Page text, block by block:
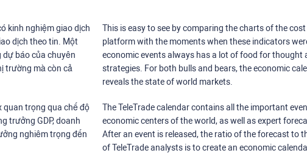
kinh nghiệm giao dịch
dịch theo tin. Một
báo của chuyên
trường mà còn cả
quan trọng qua chế độ
trưởng GDP, doanh
nghiêm trọng đến
This is easy to see by comparing the charts of the
platform with the moments when these indicators
economic events always has a lot of food for
strategies. For both bulls and bears, the economic
reveals the state of world markets.
The TeleTrade calendar contains all the important
economic centers of the world, as well as expert
After an event is released, the ratio of the forecast to
of TeleTrade analysts is to create an economic